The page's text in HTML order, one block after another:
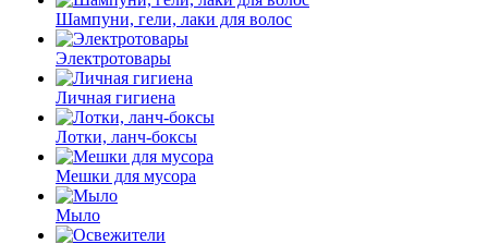
Шампуни, гели, лаки для волос
Электротовары
Личная гигиена
Лотки, ланч-боксы
Мешки для мусора
Мыло